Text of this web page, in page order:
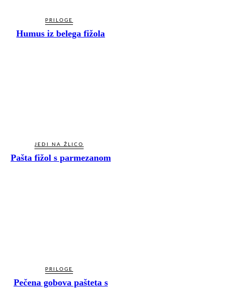
PRILOGE
Humus iz belega fižola
JEDI NA ŽLICO
Pašta fižol s parmezanom
PRILOGE
Pečena gobova pašteta s